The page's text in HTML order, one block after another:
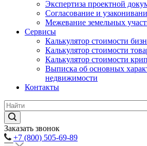
Экспертиза проектной
Согласование и
Межевание земельных
Сервисы
Калькулятор стоимости
Калькулятор стоимости
Калькулятор стоимости
Выписка об основных
недвижимости
Контакты
Заказать звонок
+7 (800) 505-69-89